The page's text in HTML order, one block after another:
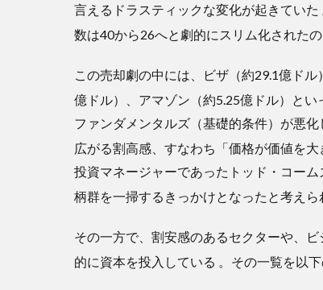
3.4.2
2. アル
ファベ
の100
億ドル
資
4
４．
結論
言えるドラスティックな変化が起きていた
数は40から26へと劇的にスリム化された
この売却劇の中には、ビザ（約29.1億ド
億ドル）、アマゾン（約5.25億ドル）と
ファンダメンタルズ（基礎的条件）が悪
広がる割高感、すなわち「価格が価値を
投資マネージャーであったトッド・コー
柄群を一掃するきっかけとなったと考えら
その一方で、割安感のあるセクターや、
的に資本を投入している 。その一覧を以